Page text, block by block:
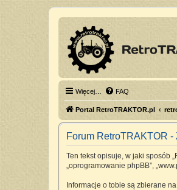
Więcej… FAQ
Portal RetroTRAKTOR.pl
Forum RetroTRAKTOR
Ten tekst opisuje, w jaki sposób
„oprogramowanie phpBB”,
Informacje o tobie są zbierane